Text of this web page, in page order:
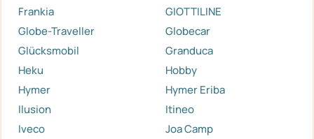
Frankia
GIOTTILINE
Globe-Traveller
Globecar
Glücksmobil
Granduca
Heku
Hobby
Hymer
Hymer Eriba
Ilusion
Itineo
Iveco
Joa Camp